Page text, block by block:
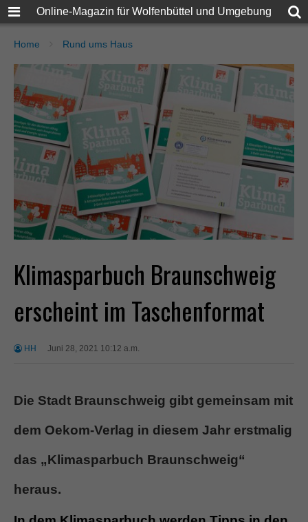
Online-Magazin für Wolfenbüttel und Umgebung
Home Rund ums Haus
Klimasparbuch Braunschweig
erscheint im Taschenformat
HH Juni 28, 2021 10:12 a.m.
Die Stadt Braunschweig gibt gemeinsam mit
dem Oekom-Verlag in diesem Jahr erstmalig
das „Klimasparbuch Braunschweig“
heraus.